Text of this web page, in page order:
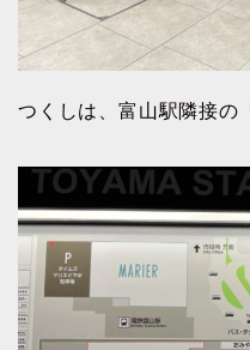
つくしは、富山駅隣接の